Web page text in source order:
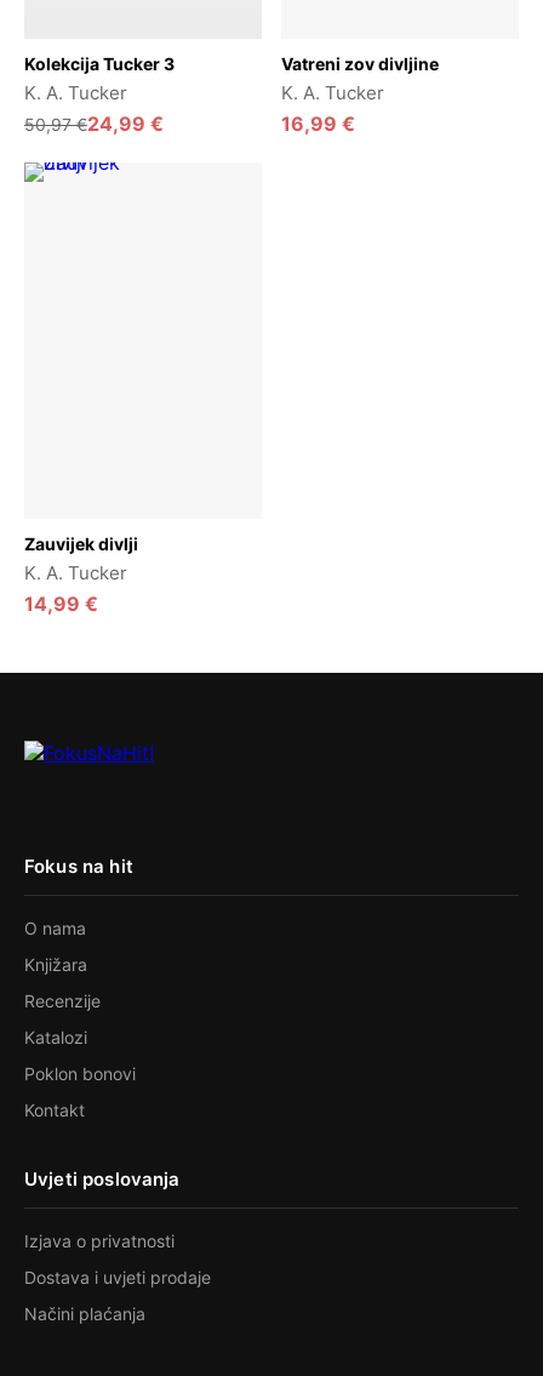
Dodaj u košaricu
Kolekcija Tucker 3
K. A. Tucker
50,97€
Izvorna
bila
je:
24,99 €
Trenutna
je:
24,99 €.
Dodaj u košaricu
Vatreni zov divljine
K. A. Tucker
16,99 €
Dodaj u košaricu
Zauvijek divlji
K. A. Tucker
14,99 €
Fokus na hit
O nama
Knjižara
Recenzije
Katalozi
Poklon bonovi
Kontakt
Uvjeti poslovanja
Izjava o privatnosti
Dostava i uvjeti prodaje
Načini plaćanja